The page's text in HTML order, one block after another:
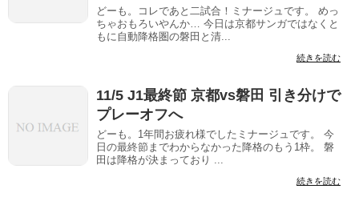
どーも。コレであと二試合！ミナージュです。 めっ
ちゃおもろいやんか… 今日は京都サンガではなくと
もに自動降格圏の磐田と清...
続きを読む
11/5 J1最終節 京都vs磐田 引き分けで
プレーオフへ
どーも。1年間お疲れ様でしたミナージュです。 今
日の最終節までわからなかった降格のもう1枠。 磐
田は降格が決まっており ...
続きを読む